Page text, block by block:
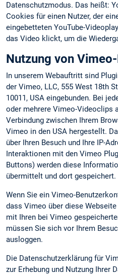
Datenschutzmodus. Das heißt:
Cookies für einen Nutzer, der
eingebetteten YouTube-
das Video klickt, um die
Nutzung von
In unserem Webauftritt sind
der Vimeo, LLC, 555 West 18th
10011, USA eingebunden. Bei
oder mehrere Vimeo-Videoclips
Verbindung zwischen Ihrem
Vimeo in den USA hergestellt.
über Ihren Besuch und Ihre IP-
Interaktionen mit den Vimeo
Buttons) werden diese
übermittelt und dort gespeichert.
Wenn Sie ein Vimeo-
dass Vimeo über diese
mit Ihren bei Vimeo
müssen Sie sich vor Ihrem
ausloggen.
Die Datenschutzerklärung für
zur Erhebung und Nutzung Ihrer